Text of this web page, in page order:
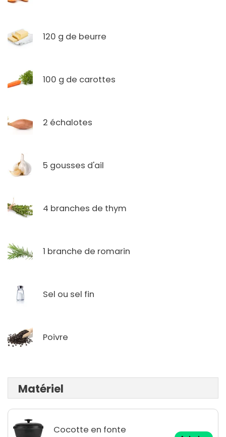
120 g de beurre
100 g de carottes
2 échalotes
5 gousses d'ail
4 branches de thym
1 branche de romarin
Sel ou sel fin
Poivre
Matériel
Cocotte en fonte